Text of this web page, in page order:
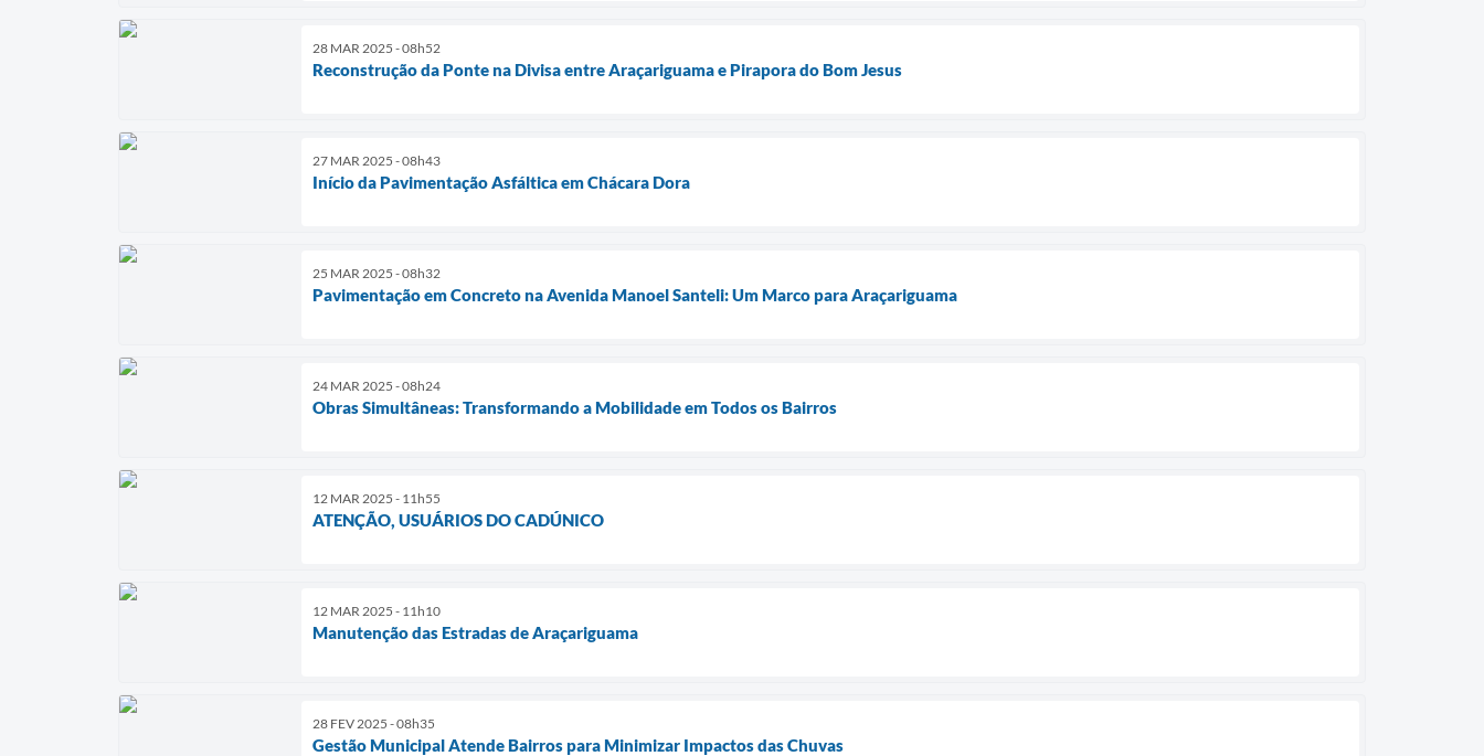
28 MAR 2025 - 08h52
Reconstrução da Ponte na Divisa entre Araçariguama e Pirapora do Bom Jesus
27 MAR 2025 - 08h43
Início da Pavimentação Asfáltica em Chácara Dora
25 MAR 2025 - 08h32
Pavimentação em Concreto na Avenida Manoel Santeli: Um Marco para Araçariguama
24 MAR 2025 - 08h24
Obras Simultâneas: Transformando a Mobilidade em Todos os Bairros
12 MAR 2025 - 11h55
ATENÇÃO, USUÁRIOS DO CADÚNICO
12 MAR 2025 - 11h10
Manutenção das Estradas de Araçariguama
28 FEV 2025 - 08h35
Gestão Municipal Atende Bairros para Minimizar Impactos das Chuvas